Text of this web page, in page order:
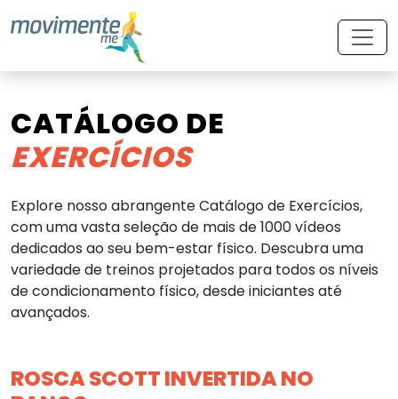
CATÁLOGO DE
EXERCÍCIOS
Explore nosso abrangente Catálogo de Exercícios,
com uma vasta seleção de mais de 1000 vídeos
dedicados ao seu bem-estar físico. Descubra uma
variedade de treinos projetados para todos os níveis
de condicionamento físico, desde iniciantes até
avançados.
ROSCA SCOTT INVERTIDA NO